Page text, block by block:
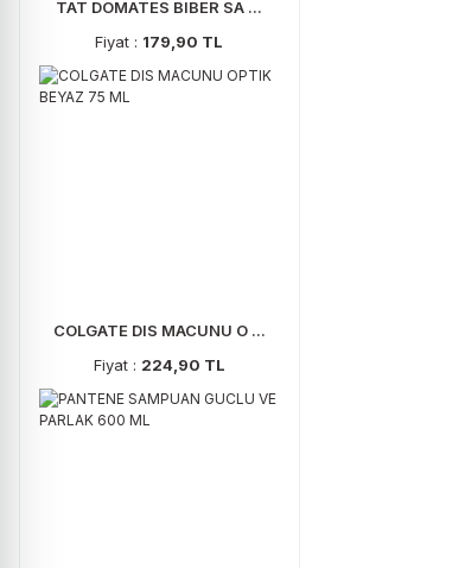
TAT DOMATES BIBER SA ...
Fiyat : 179,90 TL
COLGATE DIS MACUNU O ...
Fiyat : 224,90 TL